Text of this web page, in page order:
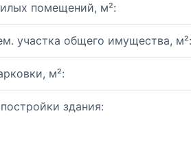
помещений, м²:
участка общего имущества, м²:
м²:
здания: